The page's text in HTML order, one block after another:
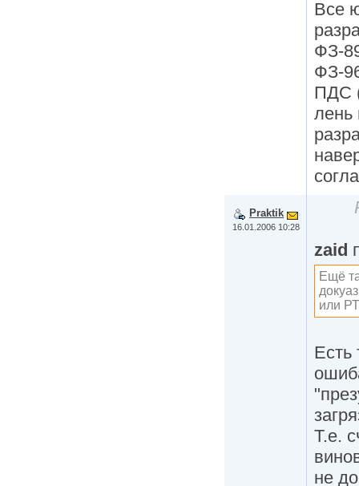
Все
ФЗ-
ФЗ-
ПДС
лень
Praktik
16.01.2006 10:28
zaid
Ещё
или
Есть
Т.е.
не